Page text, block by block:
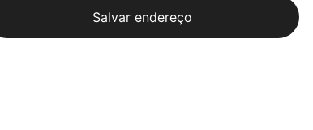
Salvar endereço